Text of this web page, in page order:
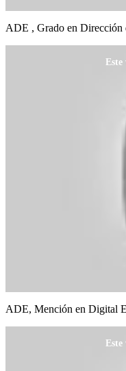
ADE , Grado en Dirección
ADE, Mención en Digital